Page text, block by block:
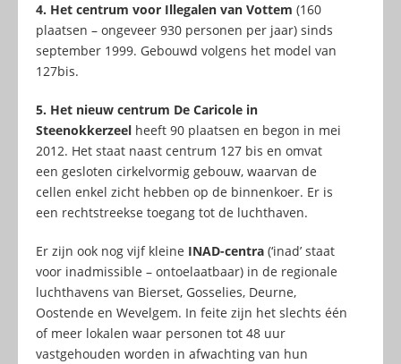
4. Het centrum voor Illegalen van Vottem (160
plaatsen – ongeveer 930 personen per jaar) sinds
september 1999. Gebouwd volgens het model van
127bis.
5. Het nieuw centrum De Caricole in
Steenokkerzeel heeft 90 plaatsen en begon in mei
2012. Het staat naast centrum 127 bis en omvat
een gesloten cirkelvormig gebouw, waarvan de
cellen enkel zicht hebben op de binnenkoer. Er is
een rechtstreekse toegang tot de luchthaven.
Er zijn ook nog vijf kleine INAD-centra (‘inad’ staat
voor inadmissible – ontoelaatbaar) in de regionale
luchthavens van Bierset, Gosselies, Deurne,
Oostende en Wevelgem. In feite zijn het slechts één
of meer lokalen waar personen tot 48 uur
vastgehouden worden in afwachting van hun